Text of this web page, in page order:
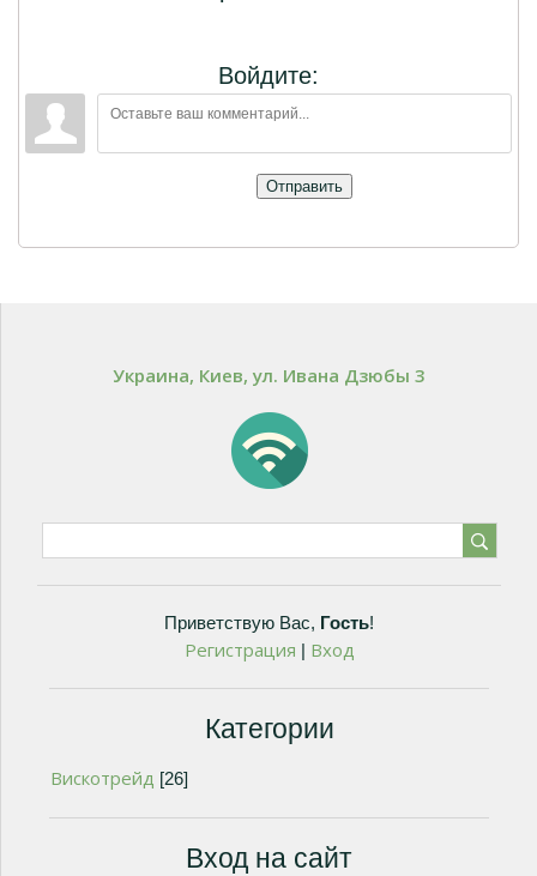
Войдите:
Отправить
Украина, Киев, ул. Ивана Дзюбы 3
Приветствую Вас, Гость!
Регистрация | Вход
Категории
Вискотрейд [26]
Вход на сайт